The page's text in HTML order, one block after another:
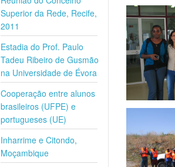
Superior da Rede, Recife,
2011
Estadia do Prof. Paulo
Tadeu Ribeiro de Gusmão
na Universidade de Évora
Cooperação entre alunos
brasileiros (UFPE) e
portugueses (UE)
Inharrime e Citondo,
Moçambique